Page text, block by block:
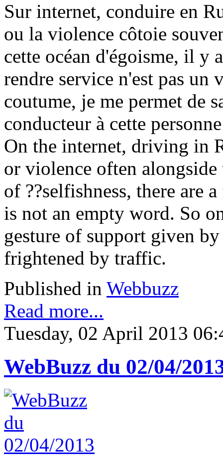
Sur internet, conduire en
ou la violence côtoie
cette océan d'égoisme, il y
rendre service n'est pas un
coutume, je me permet de
conducteur à cette
On the internet, driving in
or violence often
of ??selfishness, there are
is not an empty word. So
gesture of support given
frightened by traffic.
Published in Webbuzz
Read more...
Tuesday, 02 April 2013
WebBuzz du 02/04/